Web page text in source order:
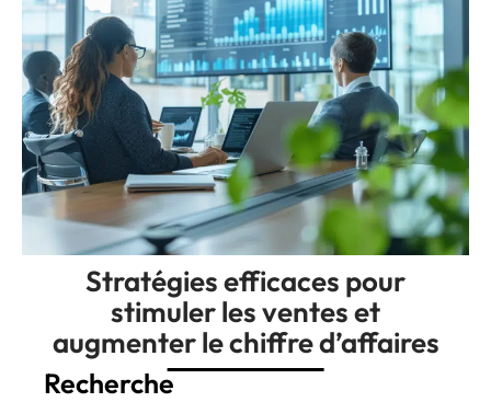
Stratégies efficaces pour
stimuler les ventes et
augmenter le chiffre d’affaires
Recherche